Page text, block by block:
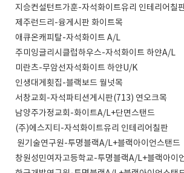
지승컨설턴트가훈-자석화이트유리 인테리어칠
제주런드리-융게시판 화이트목
애큐온캐피탈-자석화이트 A/L
주미잉글리시클럽하우스-자석화이트 하얀A/L
미란츠-무암선자석화이트 하얀U/K
인생대게횟집-블랙보드 월넛목
서창교회-자석파티션게시판(713) 연오크목
남양주가정교회-화이트A/L+단면스탠드
(주)에스지티-자석화이트유리 인테리어칠판
원기술연구원-투명블랙A/L+블랙아이언스탠드
창원성민여자고등학교-투명블랙A/L+블랙아이